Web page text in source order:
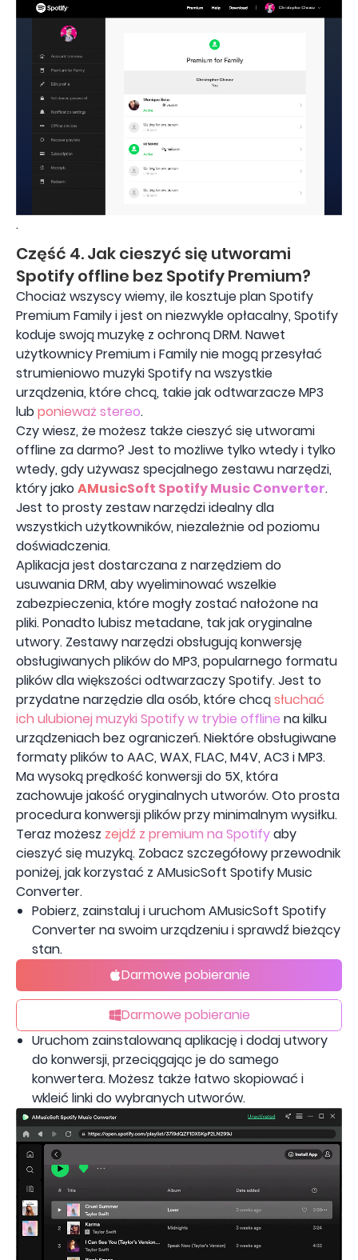
.
Część 4. Jak cieszyć się utworami
Spotify offline bez Spotify Premium?
Chociaż wszyscy wiemy, ile kosztuje plan Spotify
Premium Family i jest on niezwykle opłacalny, Spotify
koduje swoją muzykę z ochroną DRM. Nawet
użytkownicy Premium i Family nie mogą przesyłać
strumieniowo muzyki Spotify na wszystkie
urządzenia, które chcą, takie jak odtwarzacze MP3
lubponieważ stereo.
Czy wiesz, że możesz także cieszyć się utworami
offline za darmo? Jest to możliwe tylko wtedy i tylko
wtedy, gdy używasz specjalnego zestawu narzędzi,
który jakoAMusicSoft Spotify Music Converter.
Jest to prosty zestaw narzędzi idealny dla
wszystkich użytkowników, niezależnie od poziomu
doświadczenia.
Aplikacja jest dostarczana z narzędziem do
usuwania DRM, aby wyeliminować wszelkie
zabezpieczenia, które mogły zostać nałożone na
pliki. Ponadto lubisz metadane, tak jak oryginalne
utwory. Zestawy narzędzi obsługują konwersję
obsługiwanych plików do MP3, popularnego formatu
plików dla większości odtwarzaczy Spotify. Jest to
przydatne narzędzie dla osób, które chcąsłuchać
ich ulubionej muzyki Spotify w trybie offline na kilku
urządzeniach bez ograniczeń. Niektóre obsługiwane
formaty plików to AAC, WAX, FLAC, M4V, AC3 i MP3.
Ma wysoką prędkość konwersji do 5X, która
zachowuje jakość oryginalnych utworów. Oto prosta
procedura konwersji plików przy minimalnym wysiłku.
Teraz możesz zejdź z premium na Spotifyaby
cieszyć się muzyką. Zobacz szczegółowy przewodnik
poniżej, jak korzystać z AMusicSoft Spotify Music
Converter.
Pobierz, zainstaluj i uruchom AMusicSoft Spotify
Converter na swoim urządzeniu i sprawdź bieżący
stan.
Darmowe pobieranie
Darmowe pobieranie
Uruchom zainstalowaną aplikację i dodaj utwory
do konwersji, przeciągając je do samego
konwertera. Możesz także łatwo skopiować i
wkleić linki do wybranych utworów.